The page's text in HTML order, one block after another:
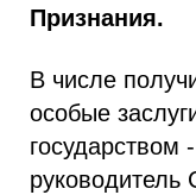
Признания.
В числе
особые
государством